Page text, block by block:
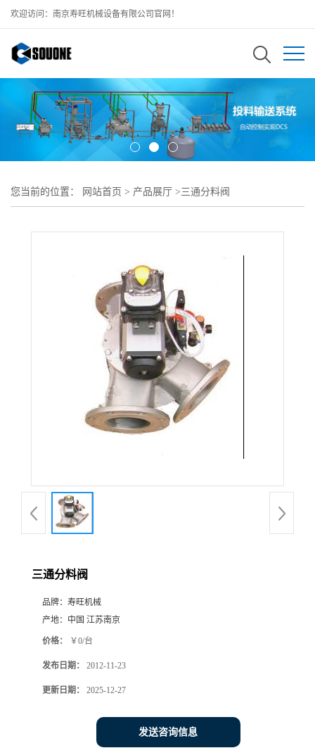
欢迎访问：南京寿旺机械设备有限公司官网！
您当前的位置： 网站首页 > 产品展厅 >三通分料阀
三通分料阀
品牌： 寿旺机械
产地： 中国 江苏南京
价格： ￥0/台
发布日期： 2012-11-23
更新日期： 2025-12-27
发送咨询信息